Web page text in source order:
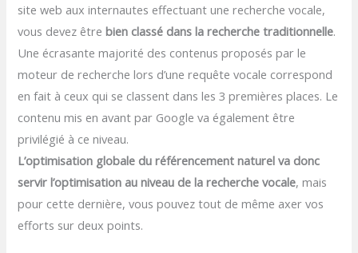
site web aux internautes effectuant une recherche vocale,
vous devez êtrebien classé dans la recherche traditionnelle.
Une écrasante majorité des contenus proposés par le
moteur de recherche lors d’une requête vocale correspond
en fait à ceux qui se classent dans les 3 premières places. Le
contenu mis en avant par Google va également être
privilégié à ce niveau.
L’optimisation globale du référencement naturel va donc
servir l’optimisation au niveau de la recherche vocale, mais
pour cette dernière, vous pouvez tout de même axer vos
efforts sur deux points.